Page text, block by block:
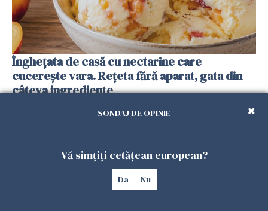
Înghețata de casă cu nectarine care
cucerește vara. Rețeta fără aparat, gata din
câteva ingrediente
SONDAJ DE OPINIE
Vă simțiți cetățean european?
Da Nu